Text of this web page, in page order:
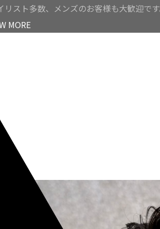
リスト多数、メンズのお客様も大歓迎で
MORE
MORE